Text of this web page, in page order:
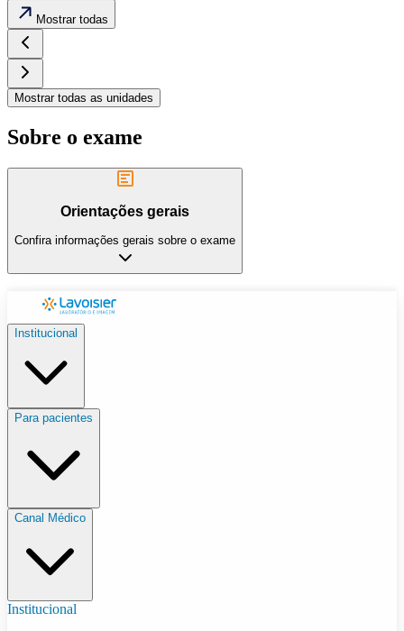
Mostrar todas
Mostrar todas as unidades
Sobre o exame
Orientações gerais
Confira informações gerais sobre o exame
Institucional
Para pacientes
Canal Médico
Institucional